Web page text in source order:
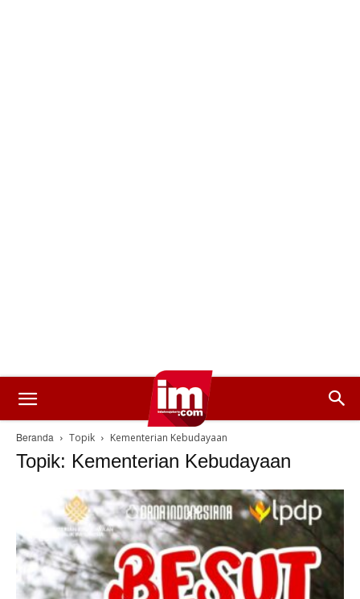
Beranda Topik Kementerian Kebudayaan
Topik: Kementerian Kebudayaan